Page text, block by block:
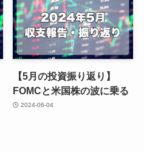
【5月の投資振り返り】
FOMCと米国株の波に乗る
2024-06-04